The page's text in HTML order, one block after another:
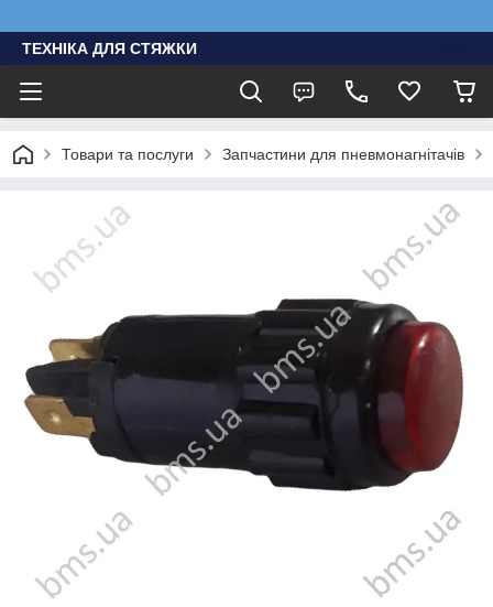
ТЕХНІКА ДЛЯ СТЯЖКИ
Товари та послуги Запчастини для пневмонагнітачів